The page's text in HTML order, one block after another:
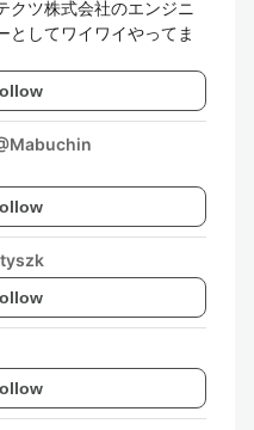
クツ株式会社のエンジニ
としてワイワイやってま
Mabuchin